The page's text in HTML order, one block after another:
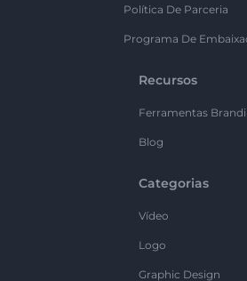
Política De Parceria
Programa De
Recursos
Ferramentas
Blog
Categorias
Vídeo
Logo
Graphic Design